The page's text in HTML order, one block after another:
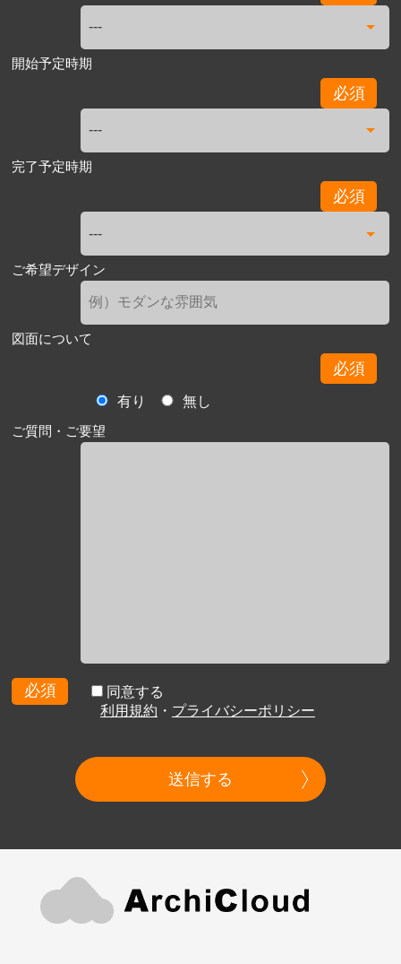
開始予定時期
必須
完了予定時期
必須
ご希望デザイン
図面について
必須
有り
無し
ご質問・ご要望
必須
同意する
利用規約 ・ プライバシーポリシー
送信する